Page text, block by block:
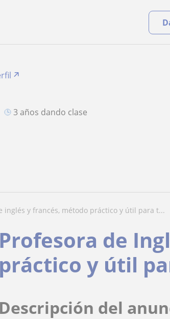
3 años dando clase
inglés y francés, método práctico y útil para t...
Profesora de
práctico y útil
Descripción del